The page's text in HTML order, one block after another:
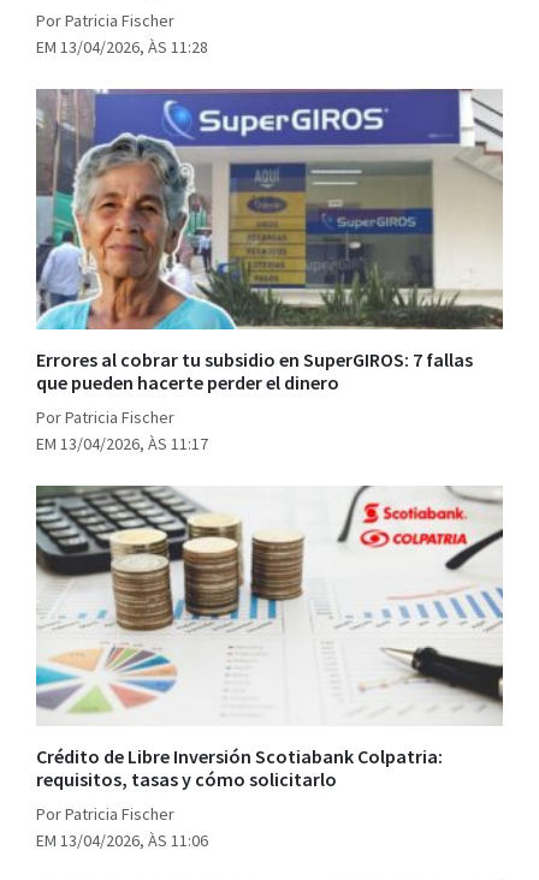
Por Patricia Fischer
EM 13/04/2026, ÀS 11:28
Errores al cobrar tu subsidio en SuperGIROS: 7 fallas
que pueden hacerte perder el dinero
Por Patricia Fischer
EM 13/04/2026, ÀS 11:17
Crédito de Libre Inversión Scotiabank Colpatria:
requisitos, tasas y cómo solicitarlo
Por Patricia Fischer
EM 13/04/2026, ÀS 11:06